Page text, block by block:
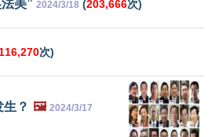
美” 2024/3/18 (203,666次)
116,270次)
？ 🖼️ 2024/3/17